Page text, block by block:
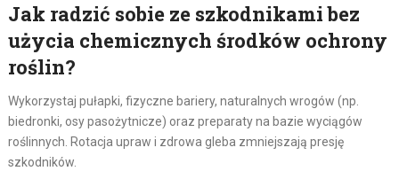
Jak radzić sobie ze szkodnikami bez
użycia chemicznych środków ochrony
roślin?
Wykorzystaj pułapki, fizyczne bariery, naturalnych wrogów (np.
biedronki, osy pasożytnicze) oraz preparaty na bazie wyciągów
roślinnych. Rotacja upraw i zdrowa gleba zmniejszają presję
szkodników.